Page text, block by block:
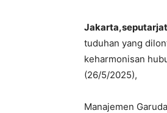
tuduhan yang
keharmonisan
(26/5/2025),
Manajemen